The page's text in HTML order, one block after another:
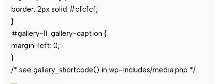
border: 2px solid #cfcfcf;
}
#gallery-11 .gallery-caption {
margin-left: 0;
}
/* see gallery_shortcode() in wp-includes/media.php */